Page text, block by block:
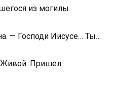
из могилы.
— Господи Иисусе… Ты…
Живой. Пришел.